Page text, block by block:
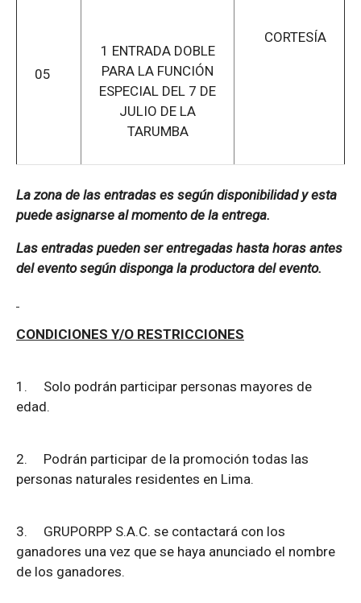
05
1 ENTRADA DOBLE
PARA LA FUNCIÓN
ESPECIAL DEL 7 DE
JULIO DE LA
TARUMBA
CORTESÍA
La zona de las entradas es según disponibilidad y esta
puede asignarse al momento de la entrega.
Las entradas pueden ser entregadas hasta horas antes
del evento según disponga la productora del evento.
CONDICIONES Y/O RESTRICCIONES
1. Solo podrán participar personas mayores de
edad.
2. Podrán participar de la promoción todas las
personas naturales residentes en Lima.
3. GRUPORPP S.A.C. se contactará con los
ganadores una vez que se haya anunciado el nombre
de los ganadores.